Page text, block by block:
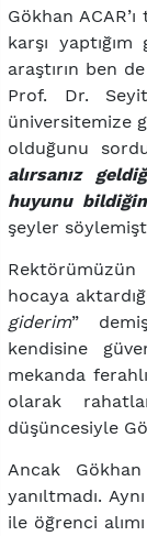
Gökhan
karşı
araştırın ben
Prof. Dr.
üniversitemize
olduğunu
alırsanız
huyunu
şeyler
hocaya
giderim”
kendisine
mekanda
olarak
düşüncesiyle
Ancak
yanıltmadı.
ile öğrenci